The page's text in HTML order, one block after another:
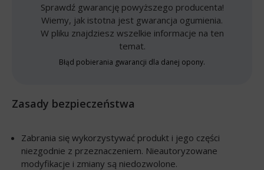
Sprawdź gwarancję powyższego producenta!
Wiemy, jak istotna jest gwarancja ogumienia.
W pliku znajdziesz wszelkie informacje na ten
temat.
Błąd pobierania gwarancji dla danej opony.
Zasady bezpieczeństwa
Zabrania się wykorzystywać produkt i jego części
niezgodnie z przeznaczeniem. Nieautoryzowane
modyfikacje i zmiany są niedozwolone.